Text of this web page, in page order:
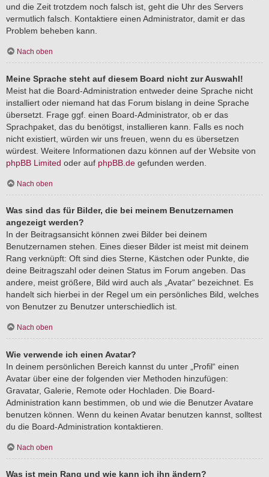
und die Zeit trotzdem noch falsch ist, geht die Uhr des Servers
vermutlich falsch. Kontaktiere einen Administrator, damit er das
Problem beheben kann.
Nach oben
Meine Sprache steht auf diesem Board nicht zur Auswahl!
Meist hat die Board-Administration entweder deine Sprache nicht
installiert oder niemand hat das Forum bislang in deine Sprache
übersetzt. Frage ggf. einen Board-Administrator, ob er das
Sprachpaket, das du benötigst, installieren kann. Falls es noch
nicht existiert, würden wir uns freuen, wenn du es übersetzen
würdest. Weitere Informationen dazu können auf der Website von
phpBB Limited oder auf phpBB.de gefunden werden.
Nach oben
Was sind das für Bilder, die bei meinem Benutzernamen
angezeigt werden?
In der Beitragsansicht können zwei Bilder bei deinem
Benutzernamen stehen. Eines dieser Bilder ist meist mit deinem
Rang verknüpft: Oft sind dies Sterne, Kästchen oder Punkte, die
deine Beitragszahl oder deinen Status im Forum angeben. Das
andere, meist größere, Bild wird auch als „Avatar“ bezeichnet. Es
handelt sich hierbei in der Regel um ein persönliches Bild, welches
von Benutzer zu Benutzer unterschiedlich ist.
Nach oben
Wie verwende ich einen Avatar?
In deinem persönlichen Bereich kannst du unter „Profil“ einen
Avatar über eine der folgenden vier Methoden hinzufügen:
Gravatar, Galerie, Remote oder Hochladen. Die Board-
Administration kann bestimmen, ob und wie die Benutzer Avatare
benutzen können. Wenn du keinen Avatar benutzen kannst, solltest
du die Board-Administration kontaktieren.
Nach oben
Was ist mein Rang und wie kann ich ihn ändern?